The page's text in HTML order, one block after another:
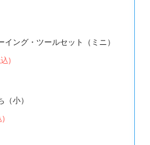
イング・ツールセット（ミニ）
)
小）
)